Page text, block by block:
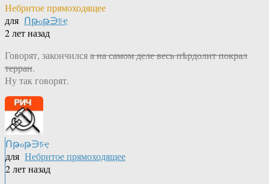
Небритое прямоходящее
для Ոթℴթ∋চҿ
2 лет назад
Говорят, закончилсяа на самом деле весь пѣрдолит покрал
терран.
Ну так говорят.
Ոթℴթ∋চҿ
для Небритое прямоходящее
2 лет назад